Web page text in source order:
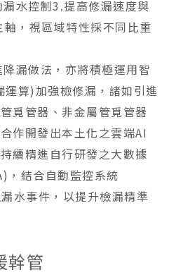
水控制3.提高修漏速度與
，視區域特性採不同比重
漏做法，亦將積極運用智
算)加強檢修漏，諸如引進
覓管器、非金屬管覓管器
作開發出本土化之雲端AI
續精進自行研發之大數據
，結合自動監控系統
水事件，以提升檢漏精準
幹管